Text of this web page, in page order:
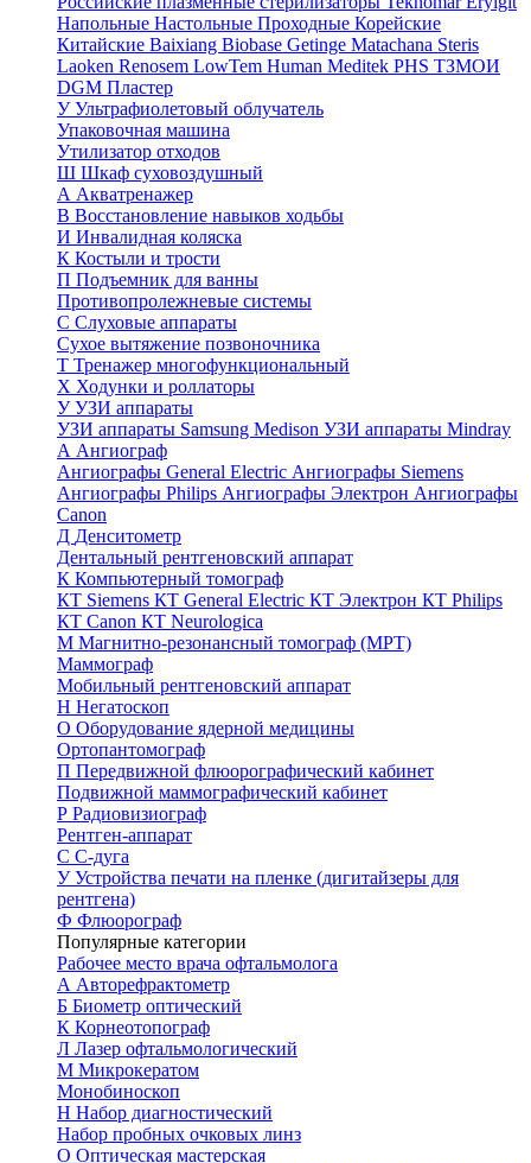
Напольные Настольные Проходные Корейские
Китайские Baixiang Biobase Getinge Matachana Steris
Laoken Renosem LowTem Human Meditek PHS ТЗМОИ
DGM Пластер
УУльтрафиолетовый облучатель
Упаковочная машина
Утилизатор отходов
Ш Шкаф суховоздушный
А Акватренажер
В Восстановление навыков ходьбы
И Инвалидная коляска
К Костыли и трости
П Подъемник для ванны
Противопролежневые системы
С Слуховые аппараты
Сухое вытяжение позвоночника
Т Тренажер многофункциональный
Х Ходунки и роллаторы
УУЗИ аппараты
УЗИ аппараты Samsung Medison УЗИ аппараты Mindray
А Ангиограф
Ангиографы General Electric Ангиографы Siemens
Ангиографы Philips Ангиографы Электрон Ангиографы
Canon
Д Денситометр
Дентальный рентгеновский аппарат
К Компьютерный томограф
КТ Siemens КТ General Electric КТ Электрон КТ Philips
КТ Canon КТ Neurologica
М Магнитно-резонансный томограф (МРТ)
Маммограф
Мобильный рентгеновский аппарат
Н Негатоскоп
О Оборудование ядерной медицины
Ортопантомограф
П Передвижной флюорографический кабинет
Подвижной маммографический кабинет
Р Радиовизиограф
Рентген-аппарат
С С-дуга
УУстройства печати на пленке (дигитайзеры для
рентгена)
Ф Флюорограф
Популярные категории
Рабочее место врача офтальмолога
А Авторефрактометр
Б Биометр оптический
К Корнеотопограф
Л Лазер офтальмологический
М Микрокератом
Монобиноскоп
Н Набор диагностический
Набор пробных очковых линз
О Оптическая мастерская